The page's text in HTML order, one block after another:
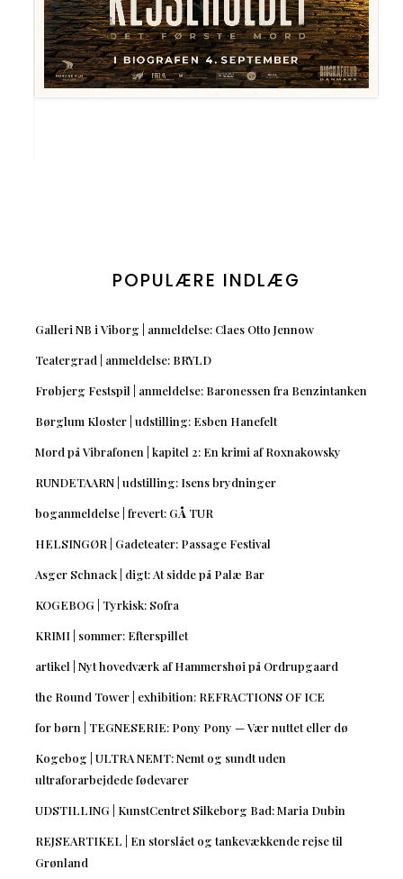
POPULÆRE INDLÆG
Galleri NB i Viborg | anmeldelse: Claes Otto Jennow
Teatergrad | anmeldelse: BRYLD
Frøbjerg Festspil | anmeldelse: Baronessen fra Benzintanken
Børglum Kloster | udstilling: Esben Hanefelt
Mord på Vibrafonen | kapitel 2: En krimi af Roxnakowsky
RUNDETAARN | udstilling: Isens brydninger
boganmeldelse | frevert: GÅ TUR
HELSINGØR | Gadeteater: Passage Festival
Asger Schnack | digt: At sidde på Palæ Bar
KOGEBOG | Tyrkisk: Sofra
KRIMI | sommer: Efterspillet
artikel | Nyt hovedværk af Hammershøi på Ordrupgaard
the Round Tower | exhibition: REFRACTIONS OF ICE
for børn | TEGNESERIE: Pony Pony — Vær nuttet eller dø
Kogebog | ULTRA NEMT: Nemt og sundt uden
ultraforarbejdede fødevarer
UDSTILLING | KunstCentret Silkeborg Bad: Maria Dubin
REJSEARTIKEL | En storslået og tankevækkende rejse til
Grønland